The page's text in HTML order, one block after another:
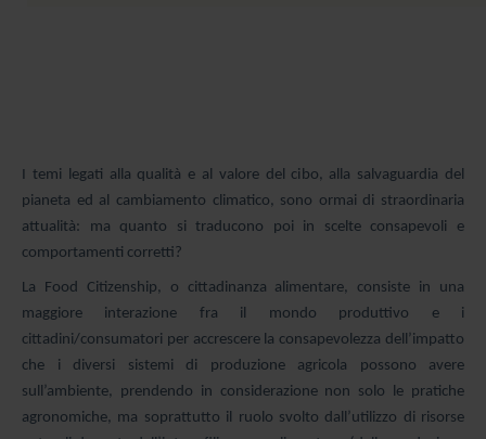
I temi legati alla qualità e al valore del cibo, alla salvaguardia del
pianeta ed al cambiamento climatico, sono ormai di straordinaria
attualità: ma quanto si traducono poi in scelte consapevoli e
comportamenti corretti?
La Food Citizenship, o cittadinanza alimentare, consiste in una
maggiore interazione fra il mondo produttivo e i
cittadini/consumatori per accrescere la consapevolezza dell’impatto
che i diversi sistemi di produzione agricola possono avere
sull’ambiente, prendendo in considerazione non solo le pratiche
agronomiche, ma soprattutto il ruolo svolto dall’utilizzo di risorse